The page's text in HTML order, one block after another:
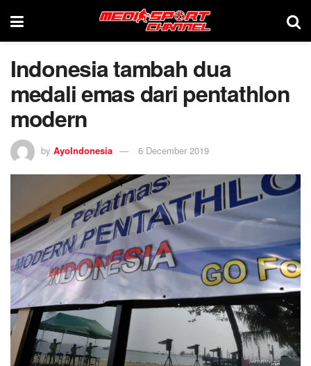
Indonesia tambah dua
medali emas dari pentathlon
modern
by AyoIndonesia 6 December 2019